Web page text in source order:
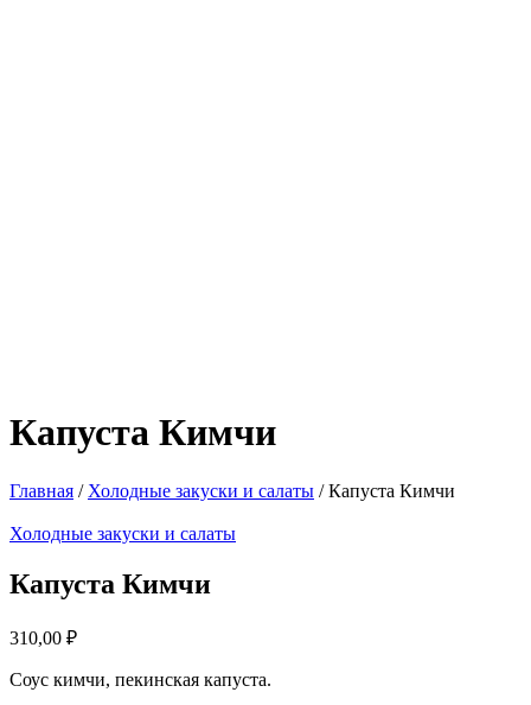
Капуста Кимчи
Главная / Холодные закуски и салаты / Капуста Кимчи
Холодные закуски и салаты
Капуста Кимчи
310,00 ₽
Соус кимчи, пекинская капуста.